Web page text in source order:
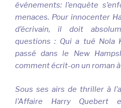
événements: l’enquête
menaces. Pour innocenter
d’écrivain, il doit
questions : Qui a tué Nola
passé dans le New
comment écrit-on un roman
Sous ses airs de thriller à
l’Affaire Harry